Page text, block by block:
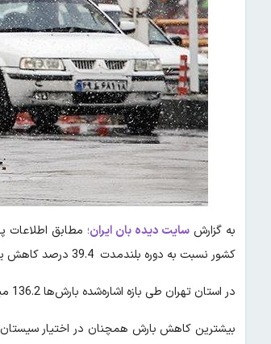
به گزارش سایت دیده بان ایران
کشور نسبت به دوره بلندمدت 39.4 درصد کاهش یافته است. در 31 استان کشور بارش‌ها همچنان منفی است.
در استان تهران طی بازه اشاره‌شده بارش‌ها 136.2 میلی‌متر یعنی 48.6 درصد کاهش یافته است.